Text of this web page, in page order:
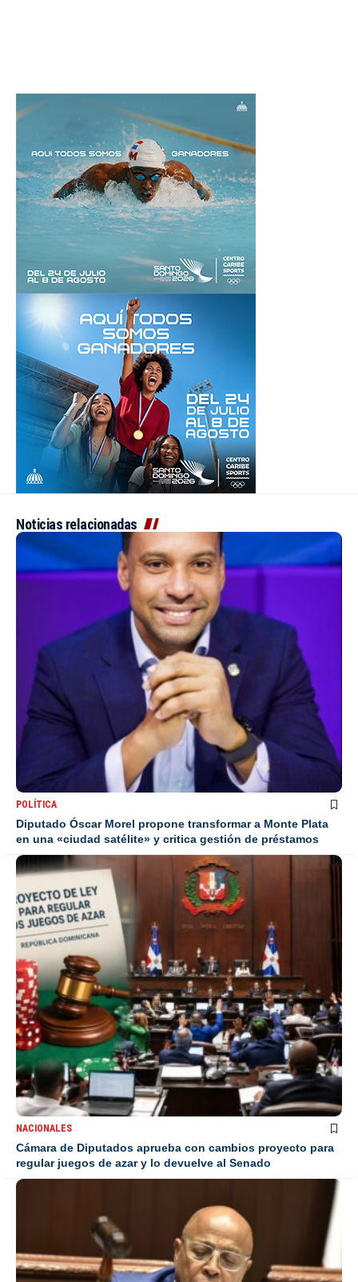
Noticias relacionadas
POLÍTICA
Diputado Óscar Morel propone transformar a Monte Plata
en una «ciudad satélite» y critica gestión de préstamos
NACIONALES
Cámara de Diputados aprueba con cambios proyecto para
regular juegos de azar y lo devuelve al Senado